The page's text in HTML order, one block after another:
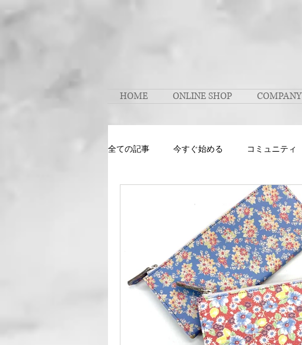
HOME ONLINE SHOP COMPANY
全ての記事 今すぐ始める コミュニティ